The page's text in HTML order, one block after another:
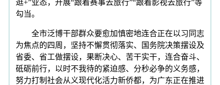
逛+”业态，开展“跟着赛事去旅行”“跟着影视去旅行”等
勾当。
全市泛博干部群众要愈加慎密地连合正在以习同志
为焦点的四周，坚持不懈贯彻落实、国务院决策摆设及
省委、省工做摆设，果断决心、苦干实干，连合奋斗、
砥砺前行，以时不我待的紧迫感、分秒必争的义务感，
努力打制社会从义现代化活力新侨都，为广东正在推进